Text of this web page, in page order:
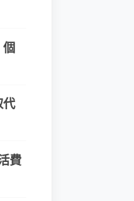
個
代
費